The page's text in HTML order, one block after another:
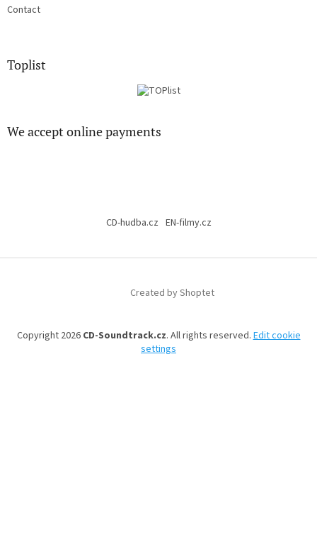
Contact
Toplist
We accept online payments
CD-hudba.cz EN-filmy.cz
Created by Shoptet
Copyright 2026 CD-Soundtrack.cz. All rights reserved.Edit cookie
settings